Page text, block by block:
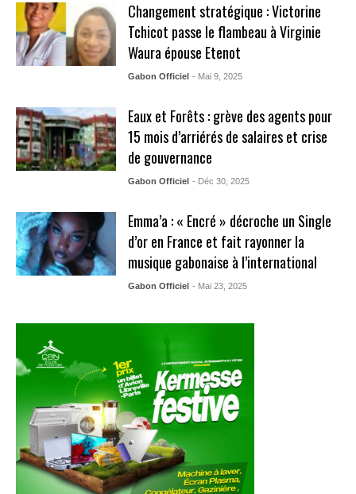
Changement stratégique : Victorine
Tchicot passe le flambeau à Virginie
Waura épouse Etenot
Gabon Officiel - Mai 9, 2025
Eaux et Forêts : grève des agents pour
15 mois d’arriérés de salaires et crise
de gouvernance
Gabon Officiel - Déc 30, 2025
Emma’a : « Encré » décroche un Single
d’or en France et fait rayonner la
musique gabonaise à l’international
Gabon Officiel - Mai 23, 2025